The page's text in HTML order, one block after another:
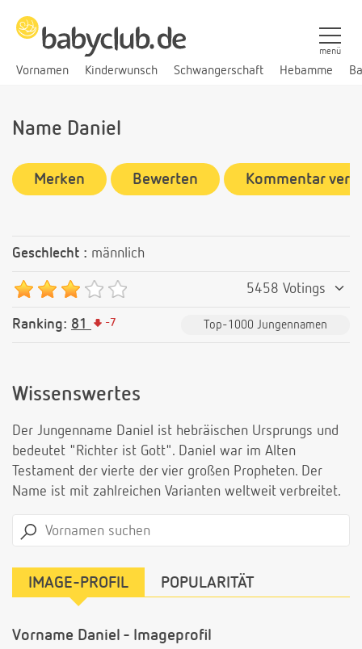
Vornamen Kinderwunsch Schwangerschaft Hebamme
menü
Name Daniel
Merken Bewerten Kommentar
Geschlecht : männlich
5458 Votings
Ranking: 81 -7 Top-1000 Jungennamen
Wissenswertes
Der Jungenname Daniel ist hebräischen Ursprungs und
bedeutet "Richter ist Gott". Daniel war im Alten
Testament der vierte der vier großen Propheten. Der
Name ist mit zahlreichen Varianten weltweit verbreitet.
IMAGE-PROFIL POPULARITÄT
Vorname Daniel - Imageprofil